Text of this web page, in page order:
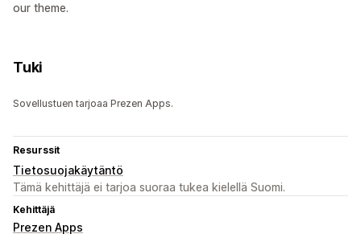
our theme.
Tuki
Sovellustuen tarjoaa Prezen Apps.
Resurssit
Tietosuojakäytäntö
Tämä kehittäjä ei tarjoa suoraa tukea kielellä Suomi.
Kehittäjä
Prezen Apps